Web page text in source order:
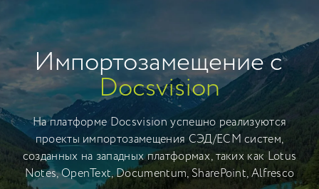
Импортозамещение с
Docsvision
На платформе Docsvision успешно реализуются
проекты импортозамещения СЭД/ECM систем,
созданных на западных платформах, таких как Lotus
Notes, OpenText, Documentum, SharePoint, Alfresco